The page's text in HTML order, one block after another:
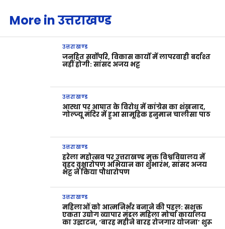
More in उत्तराखण्ड
उत्तराखण्ड
जनहित सर्वोपरि, विकास कार्यों में लापरवाही बर्दाश्त
नहीं होगी: सांसद अजय भट्ट
उत्तराखण्ड
आस्था पर आघात के विरोध में कांग्रेस का शंखनाद,
गोल्ज्यू मंदिर में हुआ सामूहिक हनुमान चालीसा पाठ
उत्तराखण्ड
हरेला महोत्सव पर उत्तराखण्ड मुक्त विश्वविद्यालय में
वृहद वृक्षारोपण अभियान का शुभारंभ, सांसद अजय
भट्ट ने किया पौधारोपण
उत्तराखण्ड
महिलाओं को आत्मनिर्भर बनाने की पहल: सशक्त
एकता उद्योग व्यापार मंडल महिला मोर्चा कार्यालय
का उद्घाटन, ‘बारह महीने बारह रोजगार योजना’ शुरू